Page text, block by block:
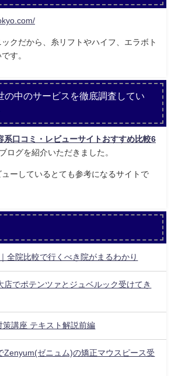
クだから、糸リフトやハイフ、エラボト
す。
の中のサービスを徹底調査してい
系口コミ・レビューサイトおすすめ比較6
ログを紹介いただきました。
ーしているとても参考になるサイトで
全院比較で行くべき院がまるわかり
店でポテンツァとジュベルック受けてき
策講座 テキスト解説前編
Zenyum(ゼニュム)の矯正マウスピース受